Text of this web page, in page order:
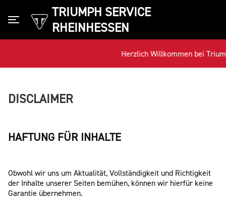
TRIUMPH SERVICE
RHEINHESSEN
Toggle navigation
Herzlich Willkommen bei
DISCLAIMER
HAFTUNG FÜR INHALTE
Obwohl wir uns um Aktualität, Vollständigkeit und Richtigkeit
der Inhalte unserer Seiten bemühen, können wir hierfür keine
Garantie übernehmen.